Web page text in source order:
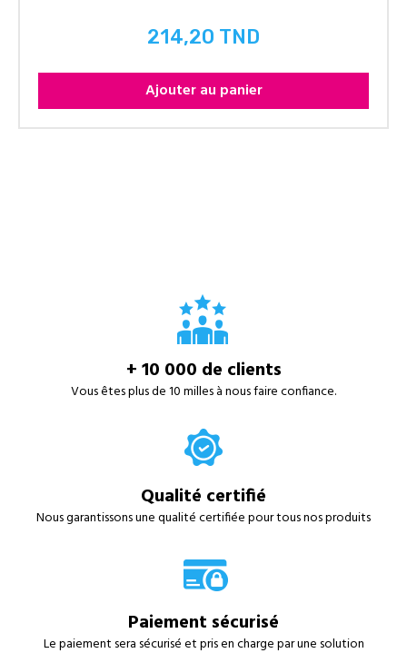
Prix
214,20 TND
Ajouter au panier
+ 10 000 de clients
Vous êtes plus de 10 milles à nous faire confiance.
Qualité certifié
Nous garantissons une qualité certifiée pour tous nos produits
Paiement sécurisé
Le paiement sera sécurisé et pris en charge par une solution